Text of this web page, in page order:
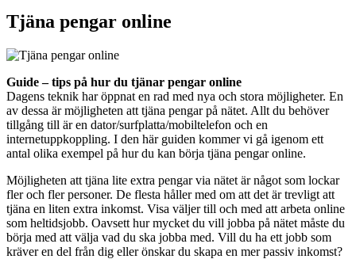
Tjäna pengar online
Guide – tips på hur du tjänar pengar online
Dagens teknik har öppnat en rad med nya och stora möjligheter. En
av dessa är möjligheten att tjäna pengar på nätet. Allt du behöver
tillgång till är en dator/surfplatta/mobiltelefon och en
internetuppkoppling. I den här guiden kommer vi gå igenom ett
antal olika exempel på hur du kan börja tjäna pengar online.
Möjligheten att tjäna lite extra pengar via nätet är något som lockar
fler och fler personer. De flesta håller med om att det är trevligt att
tjäna en liten extra inkomst. Visa väljer till och med att arbeta online
som heltidsjobb. Oavsett hur mycket du vill jobba på nätet måste du
börja med att välja vad du ska jobba med. Vill du ha ett jobb som
kräver en del från dig eller önskar du skapa en mer passiv inkomst?